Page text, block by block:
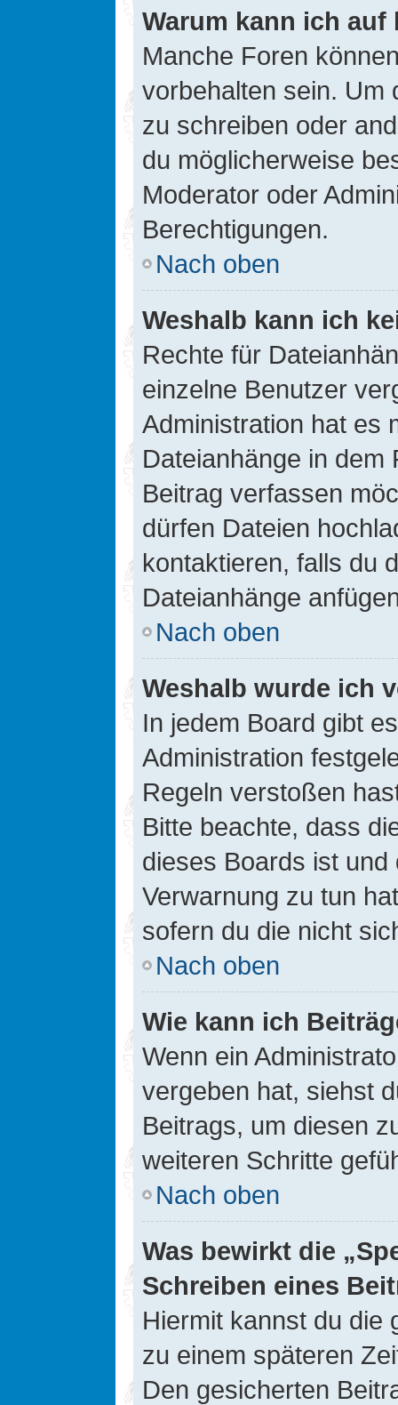
Warum kann ich
Manche Foren
vorbehalten sein. Um
zu schreiben oder
du möglicherweise
Moderator oder
Berechtigungen.
Nach oben
Weshalb kann ich
Rechte für
einzelne Benutzer
Administration hat es
Dateianhänge in dem
Beitrag verfassen
dürfen Dateien
kontaktieren, falls du
Dateianhänge
Nach oben
Weshalb wurde ich
In jedem Board gibt
Administration
Regeln verstoßen
Bitte beachte, dass
dieses Boards ist
Verwarnung zu tun
sofern du die nicht
Nach oben
Wie kann ich
Wenn ein
vergeben hat, siehst
Beitrags, um diesen
weiteren Schritte
Nach oben
Was bewirkt die
Schreiben eines
Hiermit kannst du die
zu einem späteren
Den gesicherten